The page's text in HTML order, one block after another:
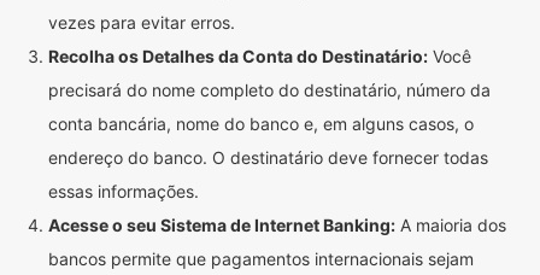
vezes para evitar erros.
Recolha os Detalhes da Conta do Destinatário: Você
precisará do nome completo do destinatário, número da
conta bancária, nome do banco e, em alguns casos, o
endereço do banco. O destinatário deve fornecer todas
essas informações.
Acesse o seu Sistema de Internet Banking: A maioria dos
bancos permite que pagamentos internacionais sejam